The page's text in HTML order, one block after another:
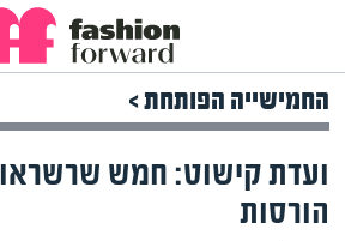
החמישייה הפותחת >
ועדת קישוט: חמש
הורסות